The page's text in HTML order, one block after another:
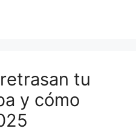
tu
y cómo